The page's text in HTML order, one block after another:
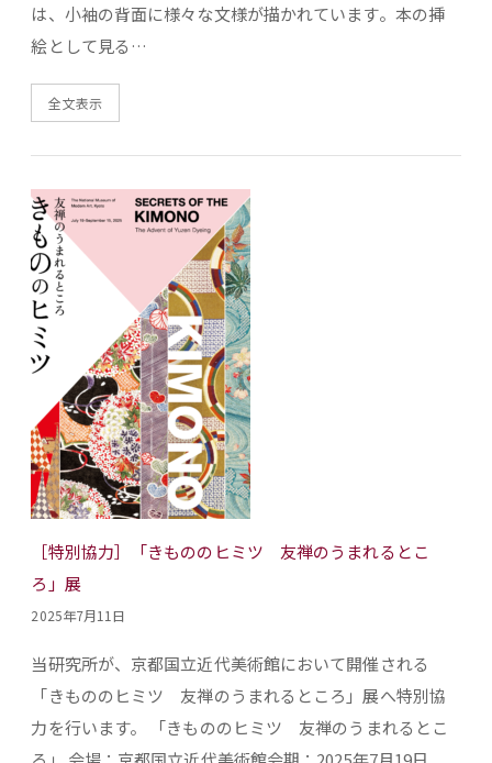
は、小袖の背面に様々な文様が描かれています。本の挿
絵として見る…
全文表示
［特別協力］「きもののヒミツ 友禅のうまれるとこ
ろ」展
2025年7月11日
当研究所が、京都国立近代美術館において開催される
「きもののヒミツ 友禅のうまれるところ」展へ特別協
力を行います。 「きもののヒミツ 友禅のうまれるとこ